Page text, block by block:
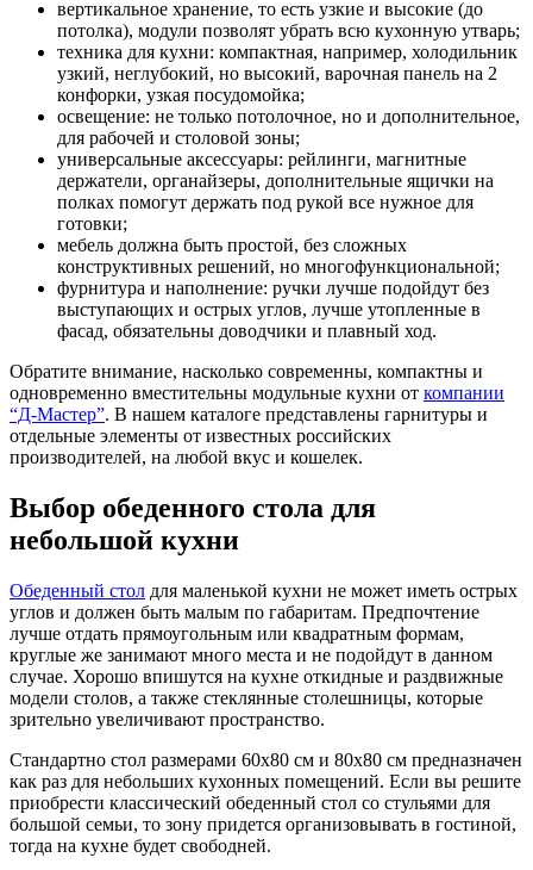
вертикальное хранение, то есть узкие и высокие (до
потолка), модули позволят убрать всю кухонную утварь;
техника для кухни: компактная, например, холодильник
узкий, неглубокий, но высокий, варочная панель на 2
конфорки, узкая посудомойка;
освещение: не только потолочное, но и дополнительное,
для рабочей и столовой зоны;
универсальные аксессуары: рейлинги, магнитные
держатели, органайзеры, дополнительные ящички на
полках помогут держать под рукой все нужное для
готовки;
мебель должна быть простой, без сложных
конструктивных решений, но многофункциональной;
фурнитура и наполнение: ручки лучше подойдут без
выступающих и острых углов, лучше утопленные в
фасад, обязательны доводчики и плавный ход.
Обратите внимание, насколько современны, компактны и
одновременно вместительны модульные кухни от компании
“Д-Мастер”. В нашем каталоге представлены гарнитуры и
отдельные элементы от известных российских
производителей, на любой вкус и кошелек.
Выбор обеденного стола для
небольшой кухни
Обеденный стол для маленькой кухни не может иметь острых
углов и должен быть малым по габаритам. Предпочтение
лучше отдать прямоугольным или квадратным формам,
круглые же занимают много места и не подойдут в данном
случае. Хорошо впишутся на кухне откидные и раздвижные
модели столов, а также стеклянные столешницы, которые
зрительно увеличивают пространство.
Стандартно стол размерами 60х80 см и 80х80 см предназначен
как раз для небольших кухонных помещений. Если вы решите
приобрести классический обеденный стол со стульями для
большой семьи, то зону придется организовывать в гостиной,
тогда на кухне будет свободней.